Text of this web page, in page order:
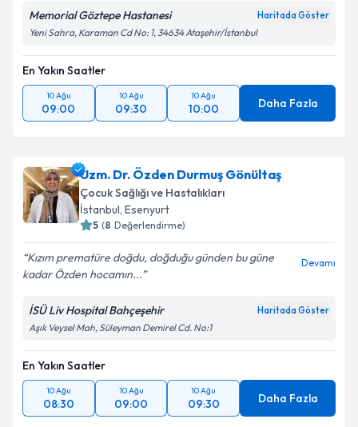
Memorial Göztepe Hastanesi Haritada Göster
Yeni Sahra, Karaman Cd No: 1, 34634 Ataşehir/İstanbul
En Yakın Saatler
10 Ağu
09:00
10 Ağu
09:30
10 Ağu
10:00 Daha Fazla
Uzm. Dr. Özden Durmuş Gönültaş
Çocuk Sağlığı ve Hastalıkları
İstanbul, Esenyurt
5 (8 Değerlendirme)
Kızım prematüre doğdu, doğduğu günden bu güne
kadar Özden hocamın...
Devamı
İSÜ Liv Hospital Bahçeşehir Haritada Göster
Aşık Veysel Mah, Süleyman Demirel Cd. No:1
En Yakın Saatler
10 Ağu
08:30
10 Ağu
09:00
10 Ağu
09:30 Daha Fazla